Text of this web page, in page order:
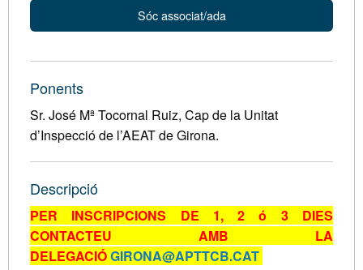
Sóc associat/ada
Ponents
Sr. José Mª Tocornal Ruiz, Cap de la Unitat
d’Inspecció de l’AEAT de Girona.
Descripció
PER INSCRIPCIONS DE 1, 2 ó 3 DIES
CONTACTEU AMB LA
DELEGACIÓGIRONA@APTTCB.CAT